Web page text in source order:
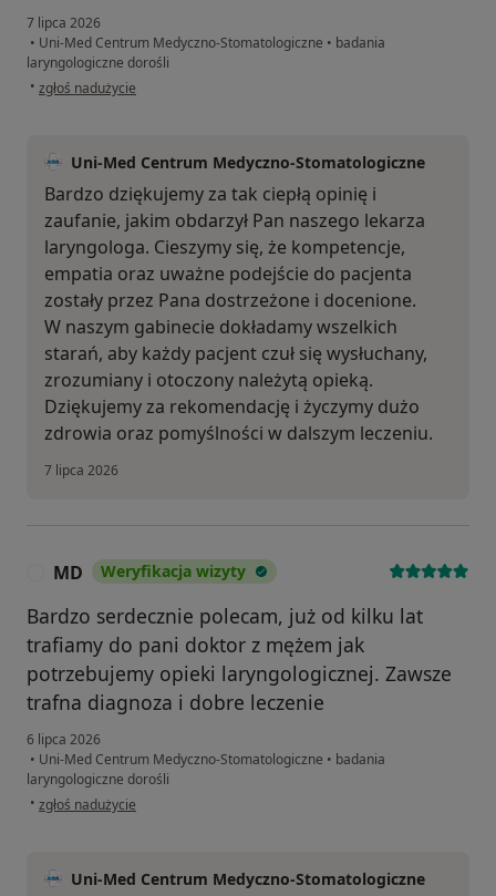
7 lipca 2026
• Uni-Med Centrum Medyczno-Stomatologiczne • badania
laryngologiczne dorośli
• w opinii użytkownika Ryszard
zgłoś nadużycie
Uni-Med Centrum Medyczno-Stomatologiczne
Bardzo dziękujemy za tak ciepłą opinię i
zaufanie, jakim obdarzył Pan naszego lekarza
laryngologa. Cieszymy się, że kompetencje,
empatia oraz uważne podejście do pacjenta
zostały przez Pana dostrzeżone i docenione.
W naszym gabinecie dokładamy wszelkich
starań, aby każdy pacjent czuł się wysłuchany,
zrozumiany i otoczony należytą opieką.
Dziękujemy za rekomendację i życzymy dużo
zdrowia oraz pomyślności w dalszym leczeniu.
7 lipca 2026
MD Weryfikacja wizyty
Bardzo serdecznie polecam, już od kilku lat
trafiamy do pani doktor z mężem jak
potrzebujemy opieki laryngologicznej. Zawsze
trafna diagnoza i dobre leczenie
6 lipca 2026
• Uni-Med Centrum Medyczno-Stomatologiczne • badania
laryngologiczne dorośli
• w opinii użytkownika MD
zgłoś nadużycie
Uni-Med Centrum Medyczno-Stomatologiczne